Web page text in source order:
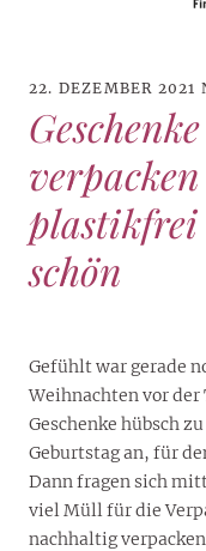
22. DEZEMBER 2021
plastikfrei
schön
Gefühlt war gerade
Weihnachten vor
Geschenke hübsch
Geburtstag an, für
Dann fragen sich
viel Müll für die
nachhaltig